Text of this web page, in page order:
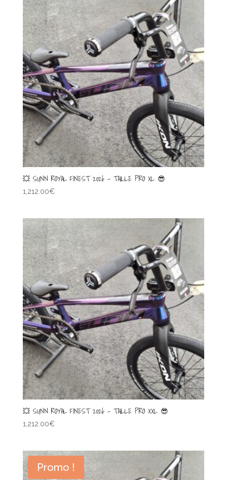
💥 SUNN ROYAL FINEST 2026 – TAILLE PRO XL 😎
1,212.00€
💥 SUNN ROYAL FINEST 2026 – TAILLE PRO XXL 😎
1,212.00€
Promo !